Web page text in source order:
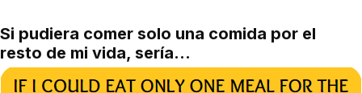
Si pudiera comer solo una comida por el
resto de mi vida, sería...